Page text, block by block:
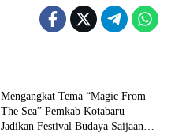
Mengangkat Tema “Magic From
The Sea” Pemkab Kotabaru
Jadikan Festival Budaya Saijaan
News